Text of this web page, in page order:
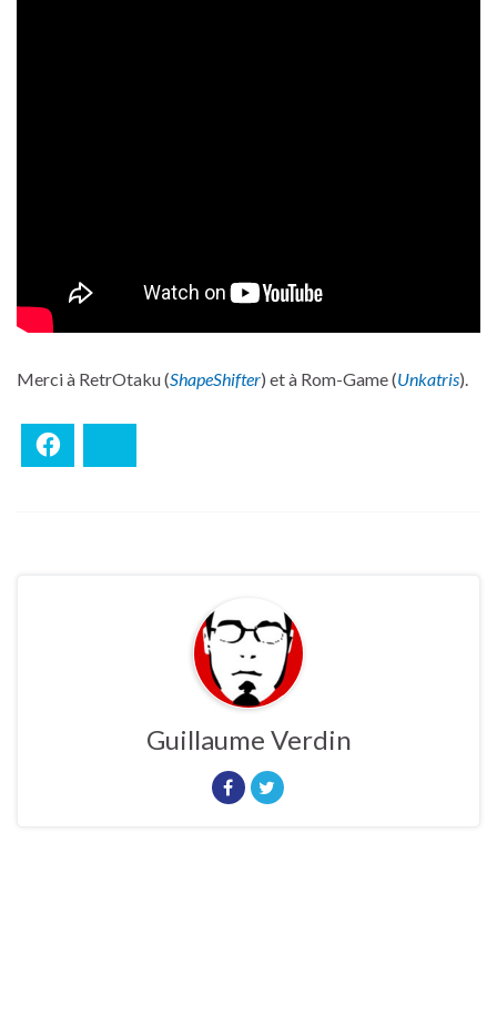
Merci à RetrOtaku (ShapeShifter) et à Rom-Game (Unkatris).
Guillaume Verdin